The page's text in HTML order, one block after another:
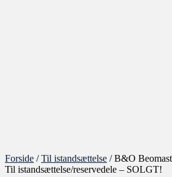
Forside /Til istandsættelse / B&O
Til istandsættelse/reservedele – SOLGT!